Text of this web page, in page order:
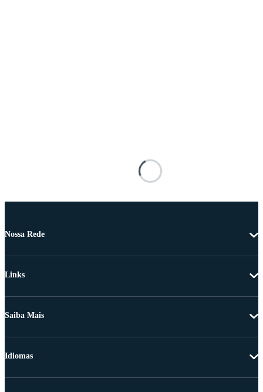
Nossa Rede
Links
Saiba Mais
Idiomas